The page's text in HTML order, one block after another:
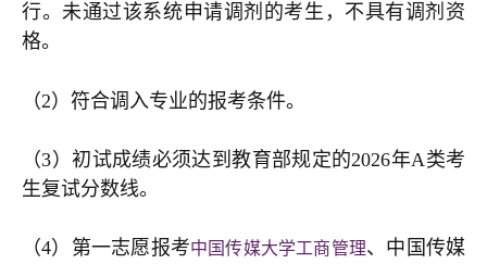
行。未通过该系统申请调剂的考生，不具有调剂资
格。
（2）符合调入专业的报考条件。
（3）初试成绩必须达到教育部规定的2026年A类考
生复试分数线。
（4）第一志愿报考中国传媒大学工商管理、 中国传媒